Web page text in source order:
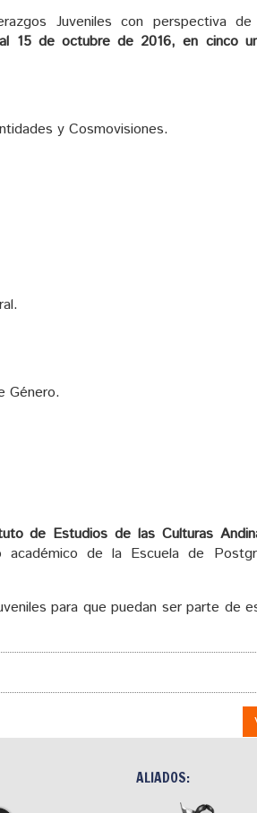
Juveniles con perspectiva
15 de octubre de 2016, en cinco
y Cosmovisiones.
Género.
de Estudios de las Culturas
académico de la Escuela de
para que puedan ser parte de
ALIADOS: